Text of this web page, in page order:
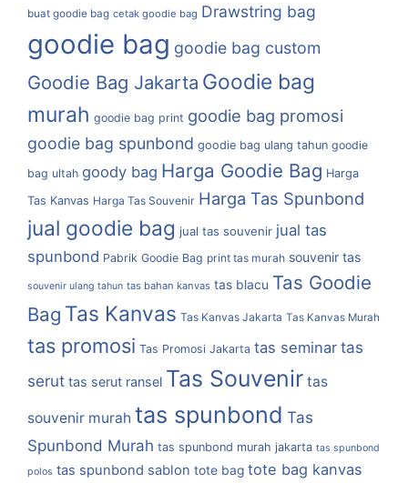
buat goodie bag cetak goodie bag Drawstring bag
goodie bag goodie bag custom
Goodie Bag Jakarta Goodie bag
murah goodie bag print goodie bag promosi
goodie bag spunbond goodie bag ulang tahun goodie
bag ultah goody bag Harga Goodie Bag Harga
Tas Kanvas Harga Tas Souvenir Harga Tas Spunbond
jual goodie bag jual tas souvenir jual tas
spunbond Pabrik Goodie Bag print tas murah souvenir tas
souvenir ulang tahun tas bahan kanvas tas blacu Tas Goodie
Bag Tas Kanvas Tas Kanvas Jakarta Tas Kanvas Murah
tas promosi Tas Promosi Jakarta tas seminar tas
serut tas serut ransel Tas Souvenir tas
souvenir murah tas spunbond Tas
Spunbond Murah tas spunbond murah jakarta tas spunbond
polos tas spunbond sablon tote bag tote bag kanvas